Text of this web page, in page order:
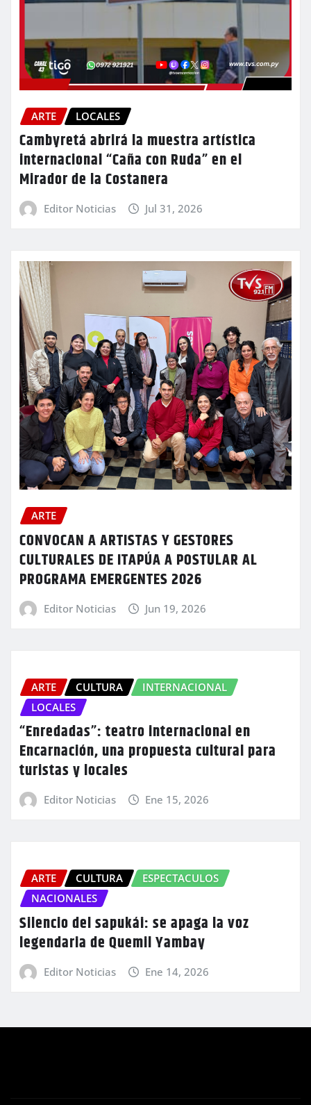
ARTE LOCALES
Cambyretá abrirá la muestra artística
internacional “Caña con Ruda” en el
Mirador de la Costanera
Editor Noticias Jul 31, 2026
ARTE
CONVOCAN A ARTISTAS Y GESTORES
CULTURALES DE ITAPÚA A POSTULAR AL
PROGRAMA EMERGENTES 2026
Editor Noticias Jun 19, 2026
ARTE CULTURA
INTERNACIONAL
LOCALES
“Enredadas”: teatro internacional en
Encarnación, una propuesta cultural para
turistas y locales
Editor Noticias Ene 15, 2026
ARTE CULTURA
ESPECTACULOS
NACIONALES
Silencio del sapukái: se apaga la voz
legendaria de Quemil Yambay
Editor Noticias Ene 14, 2026